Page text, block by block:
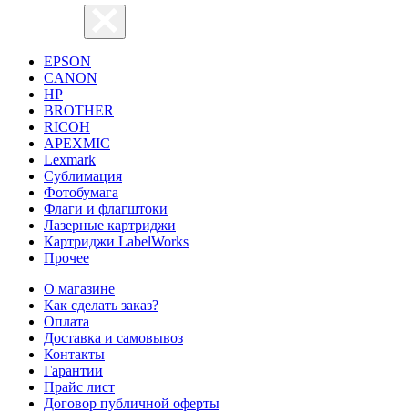
EPSON
CANON
HP
BROTHER
RICOH
APEXMIC
Lexmark
Сублимация
Фотобумага
Флаги и флагштоки
Лазерные картриджи
Картриджи LabelWorks
Прочее
О магазине
Как сделать заказ?
Оплата
Доставка и самовывоз
Контакты
Гарантии
Прайс лист
Договор публичной оферты